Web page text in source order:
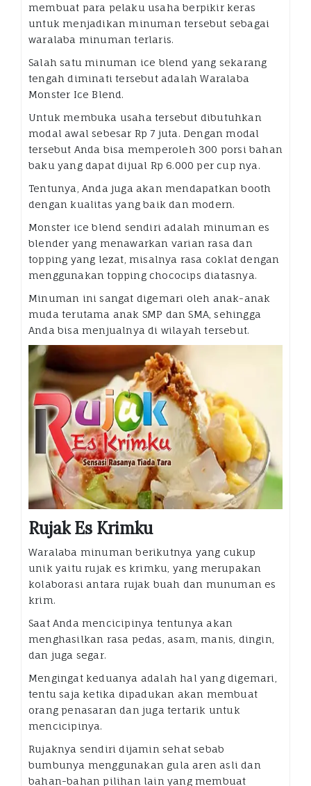
membuat para pelaku usaha berpikir keras
untuk menjadikan minuman tersebut sebagai
waralaba minuman terlaris.
Salah satu minuman ice blend yang sekarang
tengah diminati tersebut adalah Waralaba
Monster Ice Blend.
Untuk membuka usaha tersebut dibutuhkan
modal awal sebesar Rp 7 juta. Dengan modal
tersebut Anda bisa memperoleh 300 porsi bahan
baku yang dapat dijual Rp 6.000 per cup nya.
Tentunya, Anda juga akan mendapatkan booth
dengan kualitas yang baik dan modern.
Monster ice blend sendiri adalah minuman es
blender yang menawarkan varian rasa dan
topping yang lezat, misalnya rasa coklat dengan
menggunakan topping chococips diatasnya.
Minuman ini sangat digemari oleh anak-anak
muda terutama anak SMP dan SMA, sehingga
Anda bisa menjualnya di wilayah tersebut.
Rujak Es Krimku
Waralaba minuman berikutnya yang cukup
unik yaitu rujak es krimku, yang merupakan
kolaborasi antara rujak buah dan munuman es
krim.
Saat Anda mencicipinya tentunya akan
menghasilkan rasa pedas, asam, manis, dingin,
dan juga segar.
Mengingat keduanya adalah hal yang digemari,
tentu saja ketika dipadukan akan membuat
orang penasaran dan juga tertarik untuk
mencicipinya.
Rujaknya sendiri dijamin sehat sebab
bumbunya menggunakan gula aren asli dan
bahan-bahan pilihan lain yang membuat